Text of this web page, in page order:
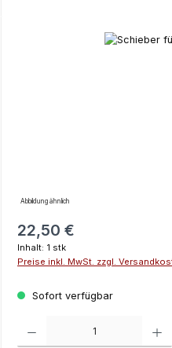
Bildergalerie überspringen
Abbildung ähnlich
Regulärer Preis:
22,50 €
Inhalt: 1 stk
Preise inkl. MwSt. zzgl.
Sofort verfügbar